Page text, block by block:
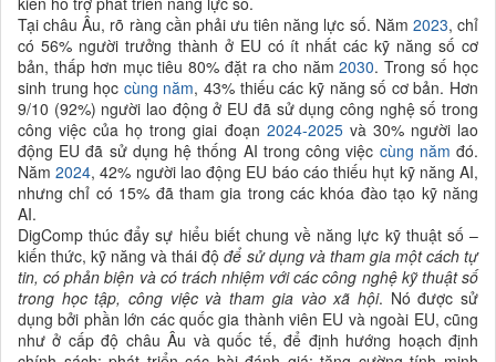
Tại châu Âu, rõ ràng cần phải ưu tiên năng lực số. Năm 2023, chỉ
có 56% người trưởng thành ở EU có ít nhất các kỹ năng số cơ
bản, thấp hơn mục tiêu 80% đặt ra cho năm2030. Trong số học
sinh trung học cùng năm, 43% thiếu các kỹ năng số cơ bản. Hơn
9/10 (92%) người lao động ở EU đã sử dụng công nghệ số trong
công việc của họ trong giai đoạn 2024-2025và 30% người lao
động EU đã sử dụng hệ thống AI trong công việc cùng năm đó.
Năm2024, 42% người lao động EU báo cáo thiếu hụt kỹ năng AI,
nhưng chỉ có 15% đã tham gia trong các khóa đào tạo kỹ năng
AI.
DigComp thúc đẩy sự hiểu biết chung về năng lực kỹ thuật số –
kiến thức, kỹ năng và thái độđể sử dụng và tham gia một cách tự
tin, có phản biện và có trách nhiệm với các công nghệ kỹ thuật số
trong học tập, công việc và tham gia vào xã hội. Nó được sử
dụng bởi phần lớn các quốc gia thành viên EU và ngoài EU, cũng
như ở cấp độ châu Âu và quốc tế, để định hướng hoạch định